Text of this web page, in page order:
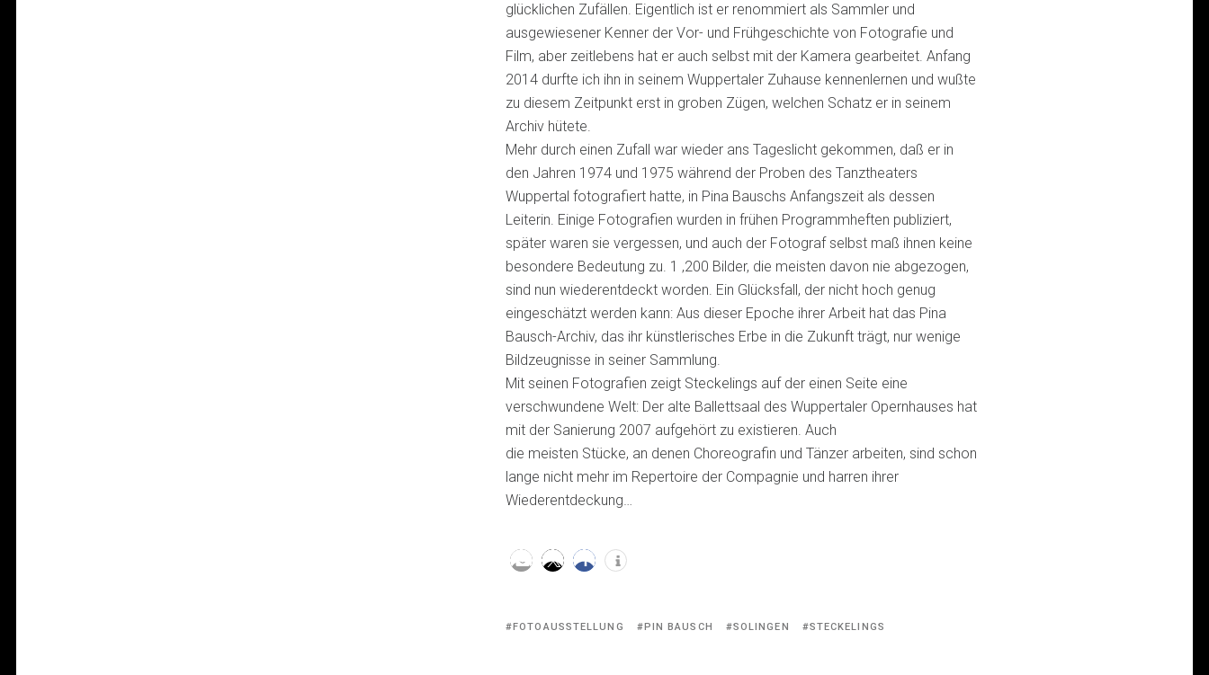
glücklichen Zufällen. Eigentlich ist er renommiert als Sammler und
ausgewiesener Kenner der Vor- und Frühgeschichte von Fotografie und
Film, aber zeitlebens hat er auch selbst mit der Kamera gearbeitet. Anfang
2014 durfte ich ihn in seinem Wuppertaler Zuhause kennenlernen und wußte
zu diesem Zeitpunkt erst in groben Zügen, welchen Schatz er in seinem
Archiv hütete.
Mehr durch einen Zufall war wieder ans Tageslicht gekommen, daß er in
den Jahren 1974 und 1975 während der Proben des Tanztheaters
Wuppertal fotografiert hatte, in Pina Bauschs Anfangszeit als dessen
Leiterin. Einige Fotografien wurden in frühen Programmheften publiziert,
später waren sie vergessen, und auch der Fotograf selbst maß ihnen keine
besondere Bedeutung zu. 1 ‚200 Bilder, die meisten davon nie abgezogen,
sind nun wiederentdeckt worden. Ein Glücksfall, der nicht hoch genug
eingeschätzt werden kann: Aus dieser Epoche ihrer Arbeit hat das Pina
Bausch-Archiv, das ihr künstlerisches Erbe in die Zukunft trägt, nur wenige
Bildzeugnisse in seiner Sammlung.
Mit seinen Fotografien zeigt Steckelings auf der einen Seite eine
verschwundene Welt: Der alte Ballettsaal des Wuppertaler Opernhauses hat
mit der Sanierung 2007 aufgehört zu existieren. Auch
die meisten Stücke, an denen Choreografin und Tänzer arbeiten, sind schon
lange nicht mehr im Repertoire der Compagnie und harren ihrer
Wiederentdeckung…
Tagged
FOTOAUSSTELLUNG PIN BAUSCH SOLINGEN STECKELINGS